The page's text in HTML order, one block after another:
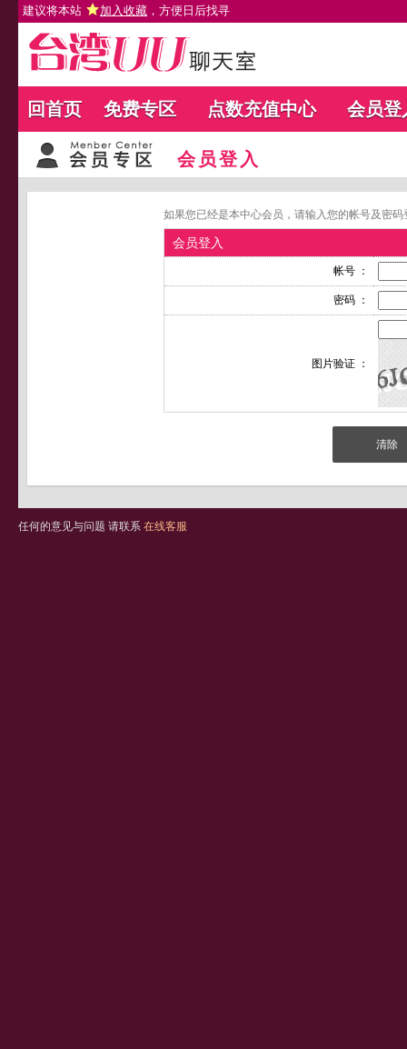
建议将本站 加入收藏 ，方便日后找寻
回首页 免费专区 点数充值中心 会员登
会员登入
如果您已经是本中心会员，请输入您的帐号及密
会员登入
帐号 ：
密码 ：
图片验证 ：
任何的意见与问题 请联系 在线客服